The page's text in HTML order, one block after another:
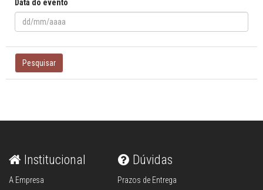
Data do evento
Pesquisar
Institucional
A Empresa
Dúvidas
Prazos de Entrega